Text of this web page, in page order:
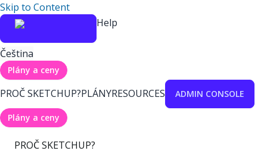
Skip to Content
Help
Čeština
Plány a ceny
PROČ SKETCHUP?PLÁNYRESOURCES ADMIN CONSOLE
Plány a ceny
PROČ SKETCHUP?